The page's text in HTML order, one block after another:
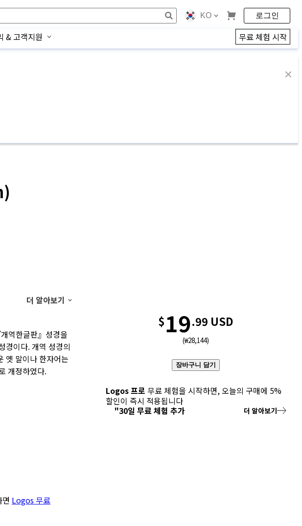
KO 로그인
& 고객지원 무료 체험 시작
더 알아보기
역한글판』성경을
경이다. 개역 성경의
옛 말이나 한자어는
개정하였다.
Logos 무료
$19.99 USD
(₩28,144)
장바구니 담기
Logos프로 무료 체험을 시작하면, 오늘의 구매에 5%
할인이 즉시 적용됩니다
"30일 무료 체험 추가 더 알아보기